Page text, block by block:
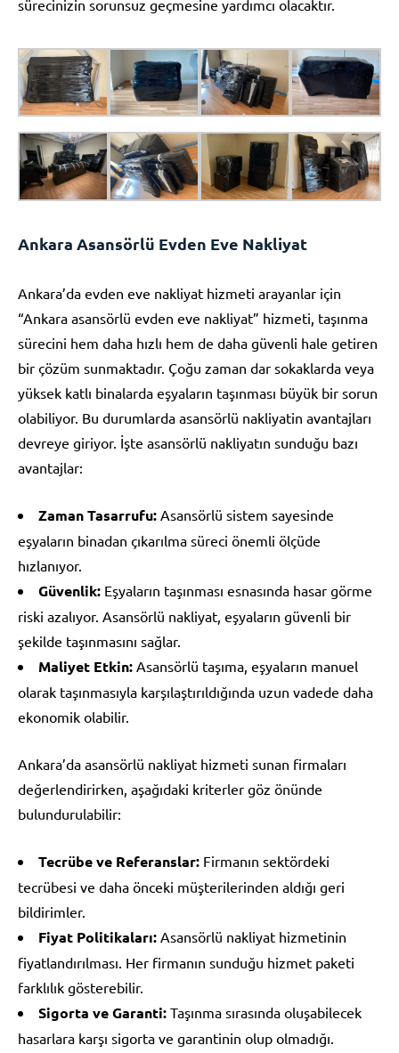
sürecinizin sorunsuz geçmesine yardımcı olacaktır.
Ankara Asansörlü Evden Eve Nakliyat
Ankara’da evden eve nakliyat hizmeti arayanlar için
“Ankara asansörlü evden eve nakliyat” hizmeti, taşınma
sürecini hem daha hızlı hem de daha güvenli hale getiren
bir çözüm sunmaktadır. Çoğu zaman dar sokaklarda veya
yüksek katlı binalarda eşyaların taşınması büyük bir sorun
olabiliyor. Bu durumlarda asansörlü nakliyatin avantajları
devreye giriyor. İşte asansörlü nakliyatın sunduğu bazı
avantajlar:
Zaman Tasarrufu: Asansörlü sistem sayesinde
eşyaların binadan çıkarılma süreci önemli ölçüde
hızlanıyor.
Güvenlik: Eşyaların taşınması esnasında hasar görme
riski azalıyor. Asansörlü nakliyat, eşyaların güvenli bir
şekilde taşınmasını sağlar.
Maliyet Etkin: Asansörlü taşıma, eşyaların manuel
olarak taşınmasıyla karşılaştırıldığında uzun vadede daha
ekonomik olabilir.
Ankara’da asansörlü nakliyat hizmeti sunan firmaları
değerlendirirken, aşağıdaki kriterler göz önünde
bulundurulabilir:
Tecrübe ve Referanslar: Firmanın sektördeki
tecrübesi ve daha önceki müşterilerinden aldığı geri
bildirimler.
Fiyat Politikaları: Asansörlü nakliyat hizmetinin
fiyatlandırılması. Her firmanın sunduğu hizmet paketi
farklılık gösterebilir.
Sigorta ve Garanti: Taşınma sırasında oluşabilecek
hasarlara karşı sigorta ve garantinin olup olmadığı.